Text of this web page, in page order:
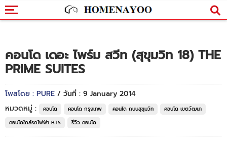
คอนโด เดอะ ไพร์ม สวีท (สุขุมวิท 18) THE
PRIME SUITES
โพสโดย : PURE / วันที่ : 9 January 2014
หมวดหมู่ :
คอนโด คอนโด กรุงเทพ คอนโด ถนนสุขุมวิท
คอนโด เขตวัฒนา
คอนโดใกล้รถไฟฟ้า BTS
รีวิว คอนโด